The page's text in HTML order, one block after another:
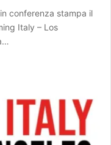
conferenza stampa il
Italy – Los